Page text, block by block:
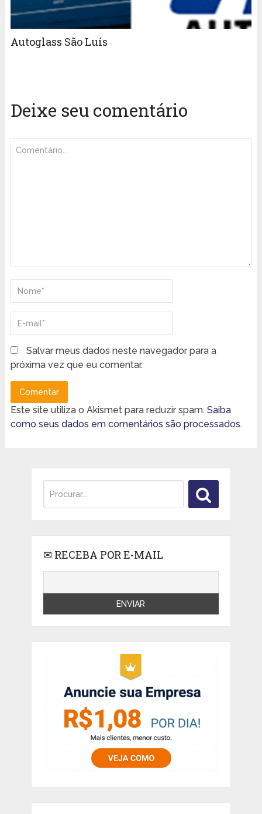
Autoglass São Luís
Deixe seu comentário
Salvar meus dados neste navegador para a
próxima vez que eu comentar.
Este site utiliza o Akismet para reduzir spam. Saiba
como seus dados em comentários são processados.
✉ RECEBA POR E-MAIL